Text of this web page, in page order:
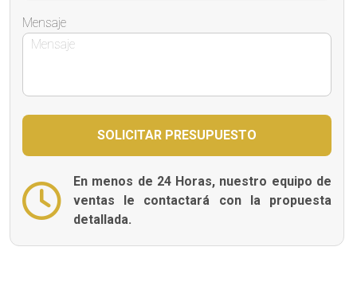
Mensaje
En menos de 24 Horas, nuestro equipo de
ventas le contactará con la propuesta
detallada.